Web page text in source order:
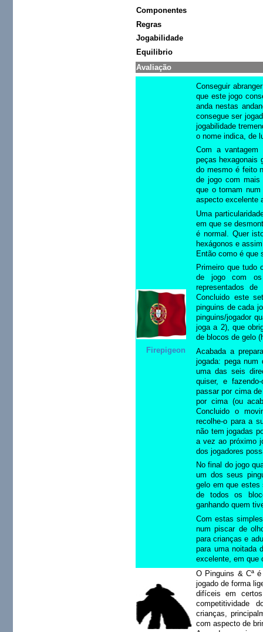
Componentes
Regras
Jogabilidade
Equilibrio
Avaliação
Firepigeon
Conseguir
que este jogo
anda nestas
consegue ser
jogabilidade
o nome indica, de
Com a
peças hexagonais
do mesmo é feito
de jogo com
que o tornam
aspecto excelente
Uma
em que se
é normal. Quer
hexágonos e
Então como é que
Primeiro que tudo
de jogo com
representados
Concluido este
pinguins de cada
pinguins/jogador
joga a 2), que
de blocos de gelo
Acabada a
jogada: pega num
uma das seis
quiser, e
passar por cima
por cima (ou
Concluido o
recolhe-o para a
não tem jogadas
a vez ao próximo
dos jogadores
No final do jogo
um dos seus
gelo em que estes
de todos os
ganhando quem
Com estas
num piscar de
para crianças e
para uma noitada
excelente, em que
O Pinguins & Cª
jogado de forma
difíceis em
competitividade
crianças,
com aspecto de